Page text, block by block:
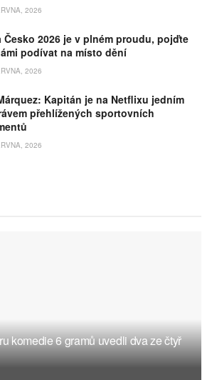
2026
Česko 2026 je v plném proudu, pojďte
podívat na místo dění
2026
Kapitán je na Netflixu jedním
přehlížených sportovních
2026
komedie 6 gramů uvedli dva ze čtyř